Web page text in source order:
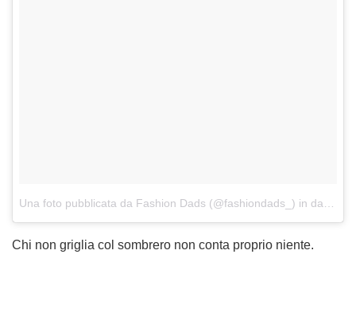
Una foto pubblicata da Fashion Dads (@fashiondads_) in data:
Chi non griglia col sombrero non conta proprio niente.